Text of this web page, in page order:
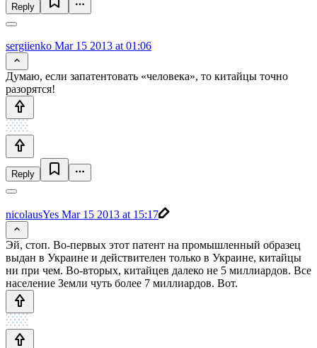
Reply
sergiienko Mar 15 2013 at 01:06
Думаю, если запатентовать «человека», то китайцы точно
разорятся!
Reply
nicolausYes Mar 15 2013 at 15:17
Эй, стоп. Во-первых этот патент на промышленный образец
выдан в Украине и действителен только в Украине, китайцы
ни при чем. Во-вторых, китайцев далеко не 5 миллиардов. Все
население Земли чуть более 7 миллиардов. Вот.